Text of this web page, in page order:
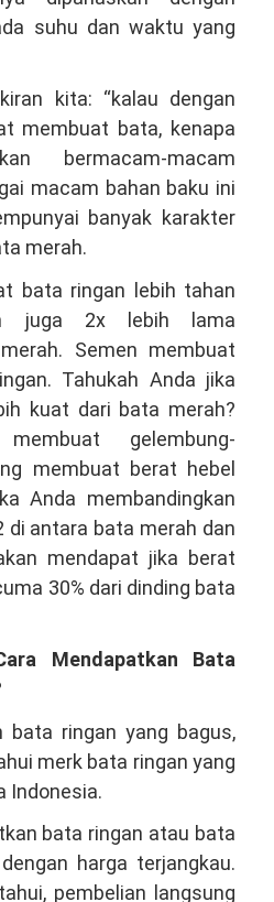
suhu dan waktu yang
kita: “kalau dengan
membuat bata, kenapa
bermacam-macam
macam bahan baku ini
banyak karakter
merah.
bata ringan lebih tahan
juga 2x lebih lama
Semen membuat
Tahukah Anda jika
kuat dari bata merah?
gelembung-
membuat berat hebel
Anda membandingkan
di antara bata merah dan
mendapat jika berat
30% dari dinding bata
Mendapatkan Bata
bata ringan yang bagus,
merk bata ringan yang
Indonesia.
bata ringan atau bata
harga terjangkau.
pembelian langsung